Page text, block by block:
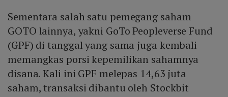
Sementara salah satu pemegang saham
GOTO lainnya, yakni GoTo Peopleverse Fund
(GPF) di tanggal yang sama juga kembali
memangkas porsi kepemilikan sahamnya
disana. Kali ini GPF melepas 14,63 juta
saham, transaksi dibantu oleh Stockbit